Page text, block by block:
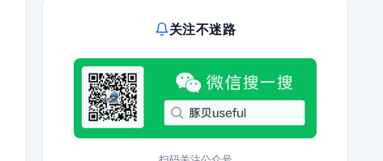
关注不迷路